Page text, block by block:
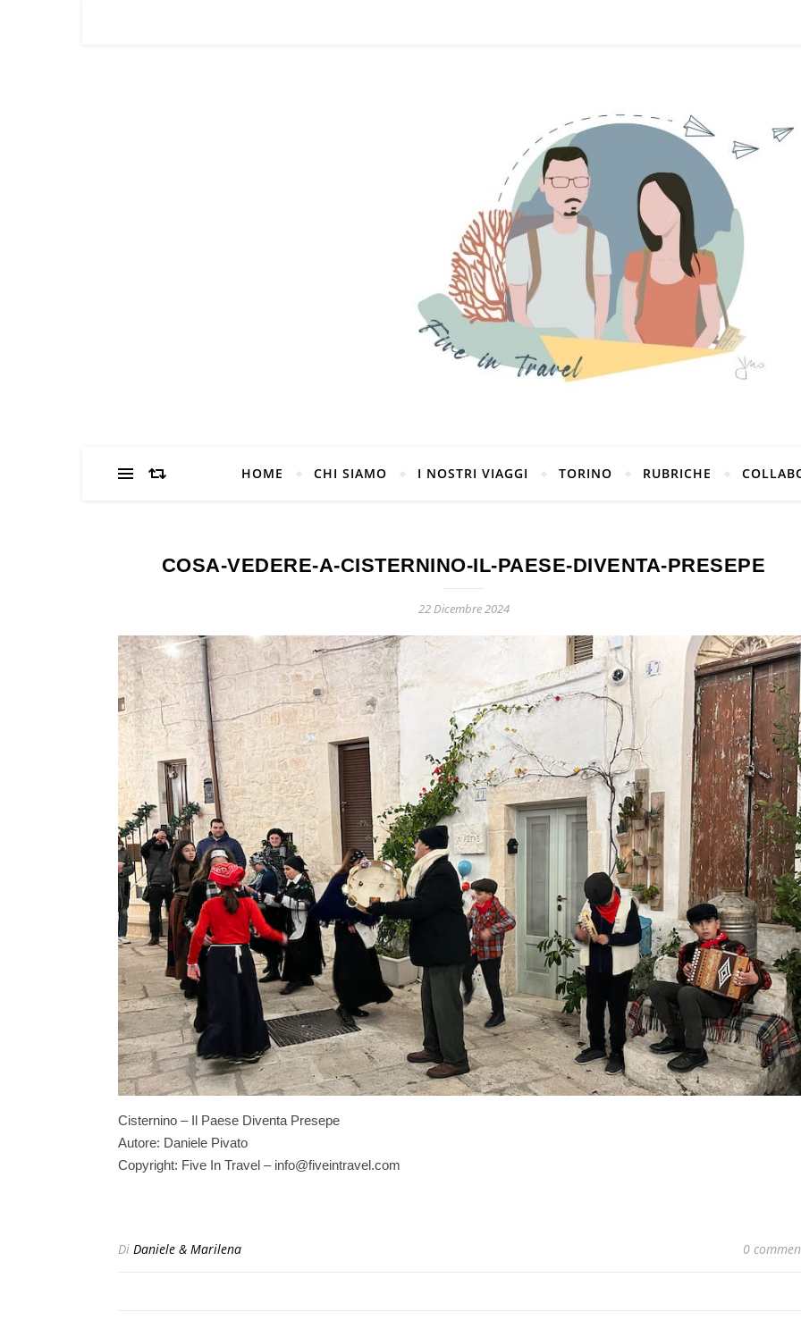
HOME CHI SIAMO I NOSTRI VIAGGI TORINO RUBRICHE
COSA-VEDERE-A-CISTERNINO-IL-PAESE-DIVENTA-PRESEPE
22 Dicembre 2024
Cisternino – Il Paese Diventa Presepe
Autore: Daniele Pivato
Copyright: Five In Travel – info@fiveintravel.com
Di Daniele & Marilena 0